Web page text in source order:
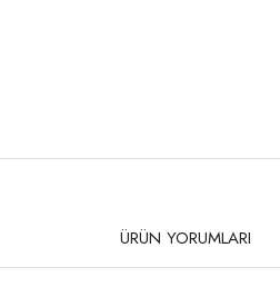
ÜRÜN YORUMLARI